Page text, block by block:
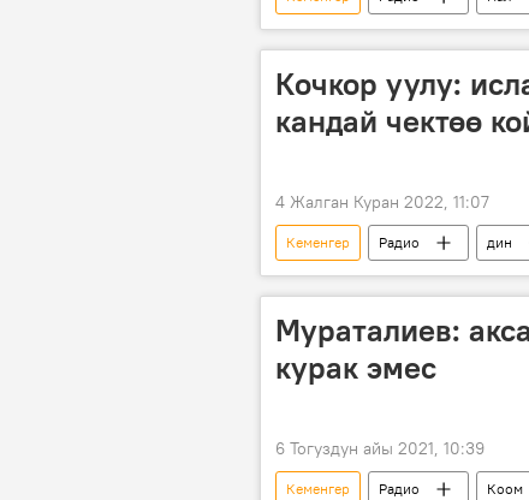
Мелис Мураталиев
Кочкор уулу:
кандай чектөө
4 Жалган Куран 2022, 11:07
Кеменгер Радио дин
Элмурат Кочкор уулу
Мураталиев:
курак эмес
6 Тогуздун айы 2021, 10:39
Кеменгер Радио Коом